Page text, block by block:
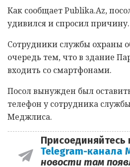
Как сообщает Publika.Az,
удивился и спросил причину.
Сотрудники службы охраны
очередь тем, что в здание
входить со смартфонами.
Посол вынужден был
телефон у сотрудника
Меджлиса.
Telegram-канала
новости там